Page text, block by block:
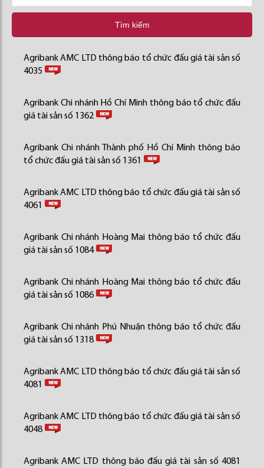
Tìm kiếm
Agribank AMC LTD thông báo tổ chức đấu giá tài sản số
4035
Agribank Chi nhánh Hồ Chí Minh thông báo tổ chức đấu
giá tài sản số 1362
Agribank Chi nhánh Thành phố Hồ Chí Minh thông báo
tổ chức đấu giá tài sản số 1361
Agribank AMC LTD thông báo tổ chức đấu giá tài sản số
4061
Agribank Chi nhánh Hoàng Mai thông báo tổ chức đấu
giá tài sản số 1084
Agribank Chi nhánh Hoàng Mai thông báo tổ chức đấu
giá tài sản số 1086
Agribank Chi nhánh Phú Nhuận thông báo tổ chức đấu
giá tài sản số 1318
Agribank AMC LTD thông báo tổ chức đấu giá tài sản số
4081
Agribank AMC LTD thông báo tổ chức đấu giá tài sản số
4048
Agribank AMC LTD thông báo đấu giá tài sản số 4081